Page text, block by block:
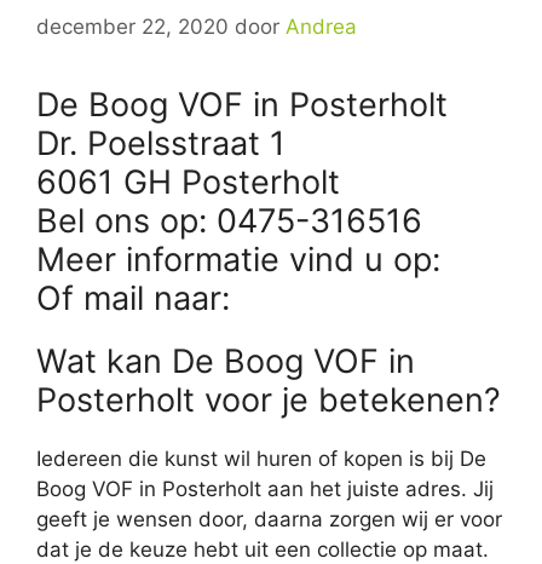
december 22, 2020 door Andrea
De Boog VOF in Posterholt
Dr. Poelsstraat 1
6061 GH Posterholt
Bel ons op: 0475-316516
Meer informatie vind u op:
Of mail naar:
Wat kan De Boog VOF in
Posterholt voor je betekenen?
Iedereen die kunst wil huren of kopen is bij De
Boog VOF in Posterholt aan het juiste adres. Jij
geeft je wensen door, daarna zorgen wij er voor
dat je de keuze hebt uit een collectie op maat.